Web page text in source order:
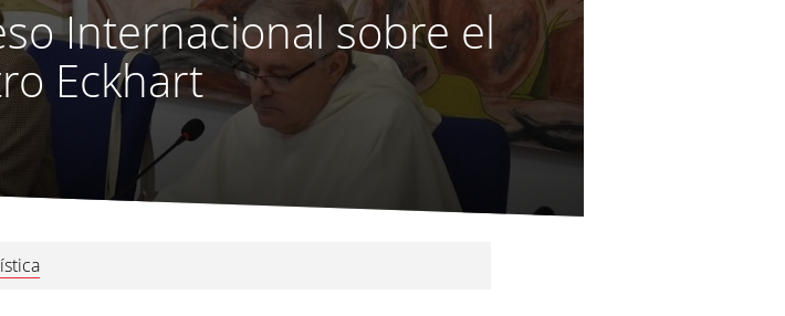
Internacional sobre el
Eckhart